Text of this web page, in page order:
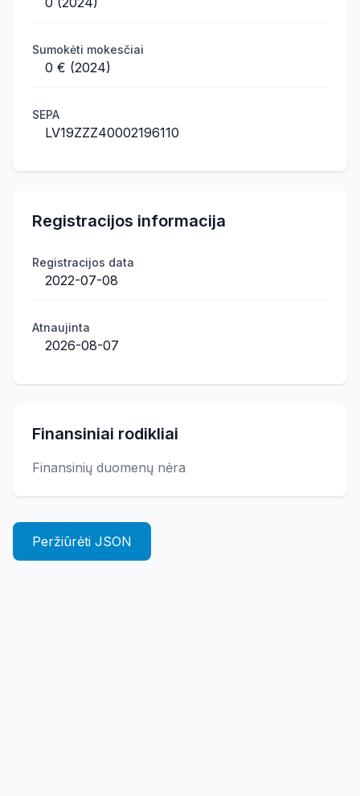
Sumokėti mokesčiai
0 € (2024)
SEPA
LV19ZZZ40002196110
Registracijos informacija
Registracijos data
2022-07-08
Atnaujinta
2026-08-07
Finansiniai rodikliai
Finansinių duomenų nėra
Peržiūrėti JSON